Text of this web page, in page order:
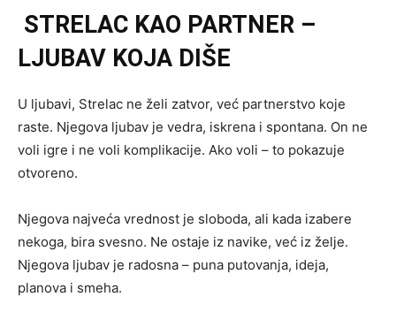
STRELAC KAO PARTNER –
LJUBAV KOJA DIŠE
U ljubavi, Strelac ne želi zatvor, već partnerstvo koje
raste. Njegova ljubav je vedra, iskrena i spontana. On ne
voli igre i ne voli komplikacije. Ako voli – to pokazuje
otvoreno.
Njegova najveća vrednost je sloboda, ali kada izabere
nekoga, bira svesno. Ne ostaje iz navike, već iz želje.
Njegova ljubav je radosna – puna putovanja, ideja,
planova i smeha.